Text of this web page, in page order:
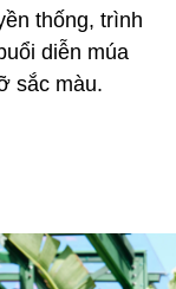
thống, trình
diễn múa
sắc màu.